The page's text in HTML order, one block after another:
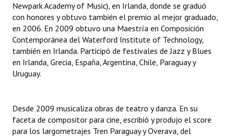
Bariloche, Municipio intercultural
Entrega de distinciones
REFORMA DE LA CARTA ORGÁNICA
Newpark Academy of Music), en Irlanda, donde se graduó
con honores y obtuvo también el premio al mejor graduado,
en 2006. En 2009 obtuvo una Maestría en Composición
Contemporánea del Waterford Institute of Technology,
también en Irlanda. Participó de festivales de Jazz y Blues
en Irlanda, Grecia, España, Argentina, Chile, Paraguay y
Uruguay.
Desde 2009 musicaliza obras de teatro y danza. En su
faceta de compositor para cine, escribió y produjo el score
para los largometrajes Tren Paraguay y Overava, del